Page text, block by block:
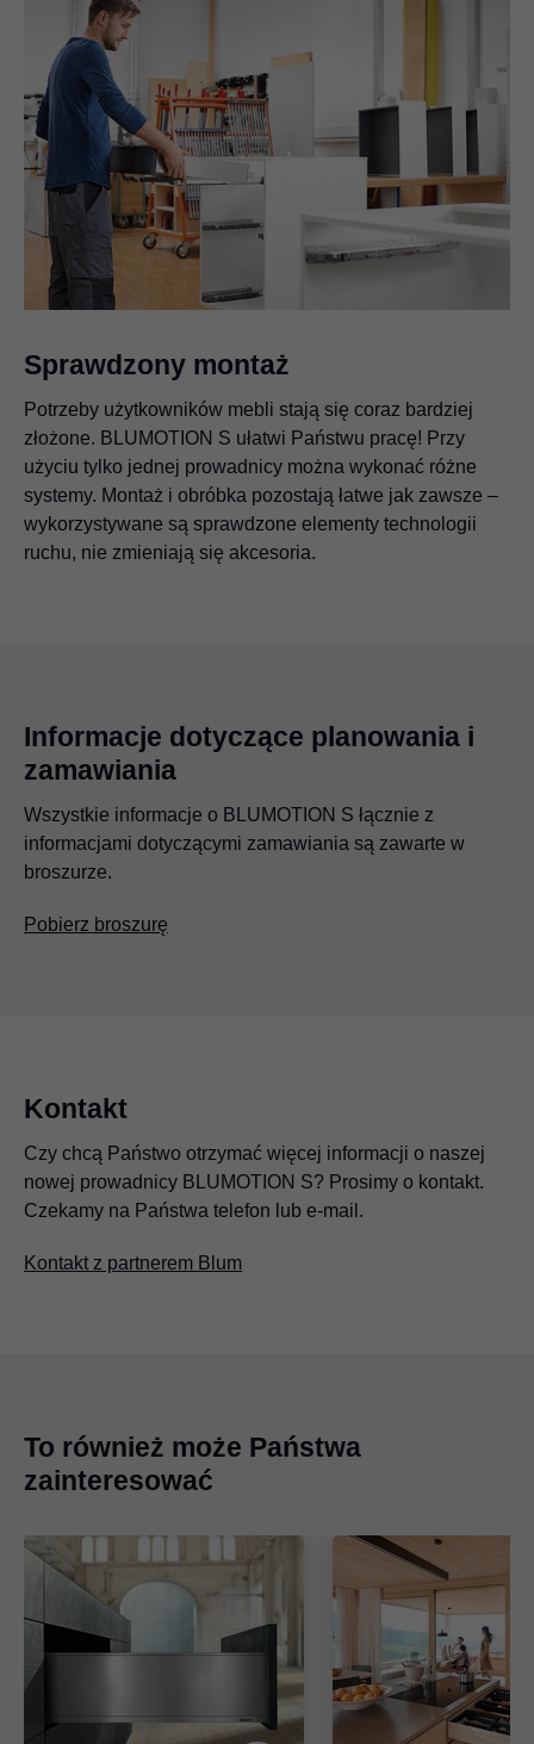
Sprawdzony montaż
Potrzeby użytkowników mebli stają się coraz bardziej
złożone. BLUMOTION S ułatwi Państwu pracę! Przy
użyciu tylko jednej prowadnicy można wykonać różne
systemy. Montaż i obróbka pozostają łatwe jak zawsze –
wykorzystywane są sprawdzone elementy technologii
ruchu, nie zmieniają się akcesoria.
Informacje dotyczące planowania i
zamawiania
Wszystkie informacje o BLUMOTION S łącznie z
informacjami dotyczącymi zamawiania są zawarte w
broszurze.
Pobierz broszurę
Kontakt
Czy chcą Państwo otrzymać więcej informacji o naszej
nowej prowadnicy BLUMOTION S? Prosimy o kontakt.
Czekamy na Państwa telefon lub e-mail.
Kontakt z partnerem Blum
To również może Państwa
zainteresować